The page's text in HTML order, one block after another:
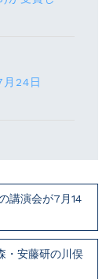
24⽇
講演会が7月14
・安藤研の川俣